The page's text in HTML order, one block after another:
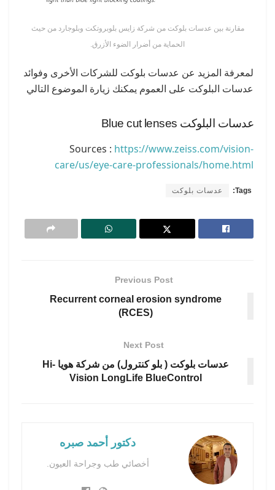
مقارنة بين عدسات بلوكت من شركة زايس بلوبروتكت وبلوجارد من حيث
الحماية من أضرار الضوء الأزرق.
لمعرفة المزيد عن عدسات بلوكت للشركات الأخرى وفوائد
عدسات البلوكت على العموم يمكنك زيارة الموضوع التالي
عدسات البلوكت Blue cut lenses
Sources : https://www.zeiss.com/vision-
care/us/eye-care-professionals/home.html
Tags: عدسات بلوكت
Previous Post
Recurrent corneal erosion syndrome
(RCES)
Next Post
عدسات بلوكت ( بلو كنترول) من شركة هويا Hi-
Vision LongLife BlueControl
دكتور أحمد صبره
أخصائي طب وجراحة العيون.